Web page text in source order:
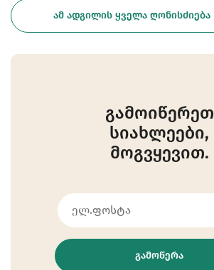
ᲐᲛ ᲐᲓᲒᲘᲚᲘᲡ ᲧᲕᲔᲚᲐ ᲦᲝᲜᲘᲡᲫᲘᲔᲑᲐ
გამოიწერეთ
სიახლეები,
მოგვყევით.
ᲒᲐᲛᲝᲬᲔᲠᲐ